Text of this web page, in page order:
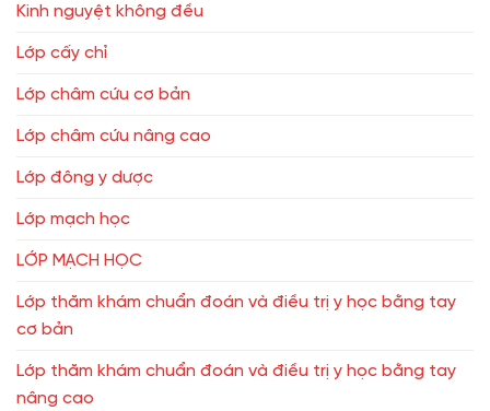
Kinh nguyệt không đều
Lớp cấy chỉ
Lớp châm cứu cơ bản
Lớp châm cứu nâng cao
Lớp đông y dược
Lớp mạch học
LỚP MẠCH HỌC
Lớp thăm khám chuẩn đoán và điều trị y học bằng tay
cơ bản
Lớp thăm khám chuẩn đoán và điều trị y học bằng tay
nâng cao